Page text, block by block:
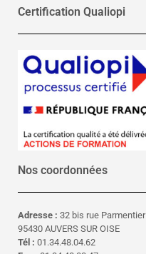
Certification Qualiopi
Nos coordonnées
Adresse : 32 bis rue Parmentier
95430 AUVERS SUR OISE
Tél : 01.34.48.04.62